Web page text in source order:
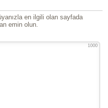
en ilgili olan sayfada
emin olun.
1000